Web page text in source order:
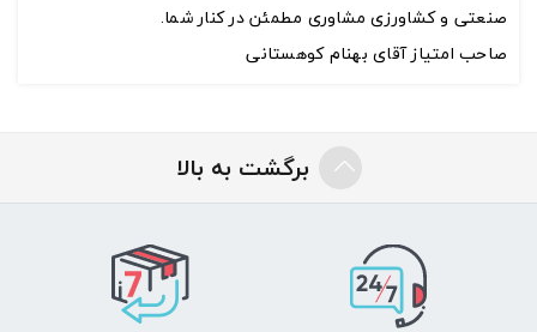
صنعتی و کشاورزی مشاوری مطمئن در کنار شما.
صاحب امتیاز آقای بهنام کوهستانی
برگشت به بالا